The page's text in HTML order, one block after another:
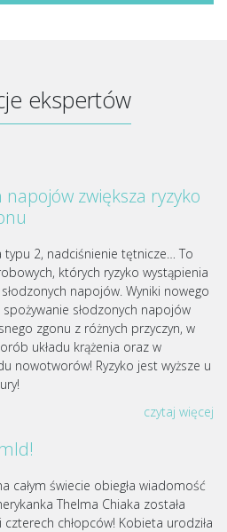
ekspertów
napojów zwiększa ryzyko
typu 2, nadciśnienie tętnicze… To
których ryzyko wystąpienia
napojów. Wyniki nowego
słodzonych napojów
zgonu z różnych przyczyn, w
układu krążenia oraz w
nowotworów! Ryzyko jest wyższe u
czytaj więcej
całym świecie obiegła wiadomość
Thelma Chiaka została
chłopców! Kobieta urodziła